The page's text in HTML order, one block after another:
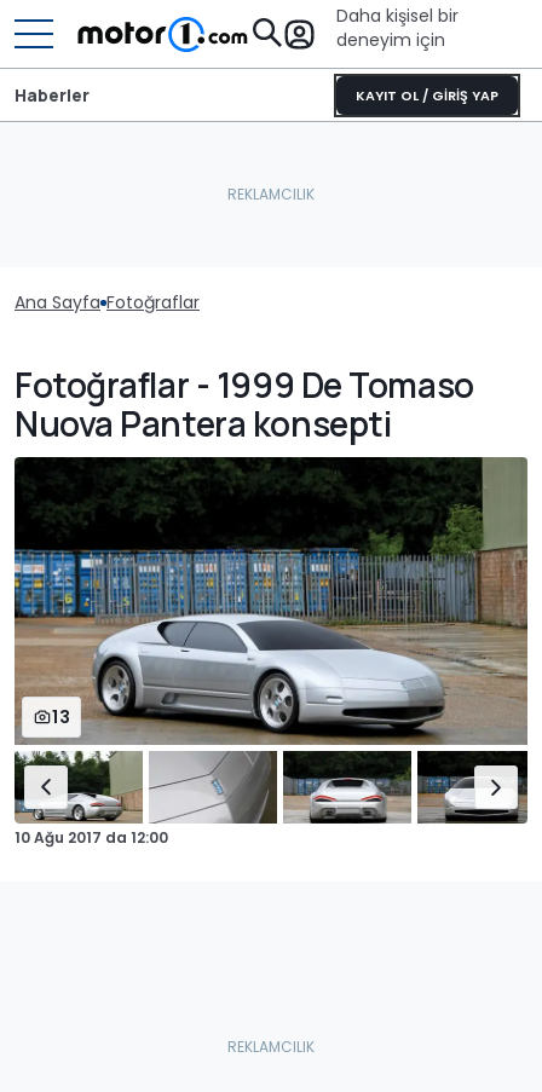
Daha kişisel bir
deneyim için
KAYIT OL / GİRİŞ YAP
Haberler
Ana Sayfa Fotoğraflar
Fotoğraflar - 1999 De Tomaso
Nuova Pantera konsepti
13
10 Ağu 2017 da 12:00